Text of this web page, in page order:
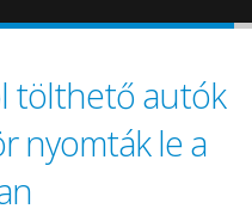
tölthető autók
nyomták le a